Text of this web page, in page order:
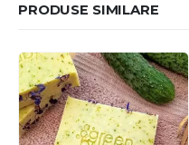
PRODUSE SIMILARE